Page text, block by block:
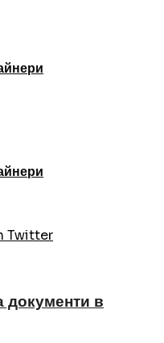
Twitter
документи в